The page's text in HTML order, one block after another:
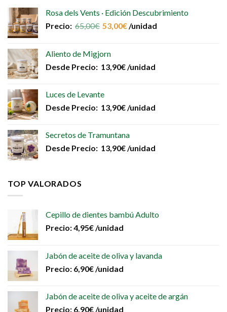
Rosa dels Vents · Edición Descubrimiento
Precio: 65,00€ 53,00€/unidad
Aliento de Migjorn
Desde Precio: 13,90€/unidad
Luces de Levante
Desde Precio: 13,90€/unidad
Secretos de Tramuntana
Desde Precio: 13,90€/unidad
TOP VALORADOS
Cepillo de dientes bambú Adulto
Precio:4,95€/unidad
Jabón de aceite de oliva y lavanda
Precio: 6,90€/unidad
Jabón de aceite de oliva y aceite de argán
Precio: 6,90€/unidad